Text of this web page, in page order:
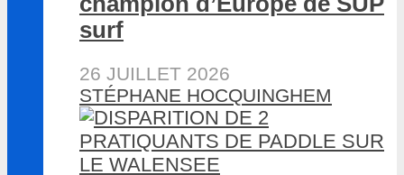
surf
26 JUILLET 2026
STÉPHANE HOCQUINGHEM